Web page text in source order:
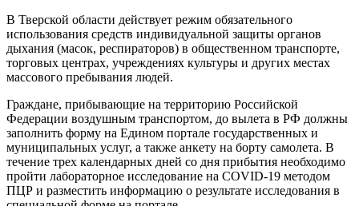
В Тверской области действует режим обязательного
использования средств индивидуальной защиты органов
дыхания (масок, респираторов) в общественном транспорте,
торговых центрах, учреждениях культуры и других местах
массового пребывания людей.
Граждане, прибывающие на территорию Российской
Федерации воздушным транспортом, до вылета в РФ должны
заполнить форму на Едином портале государственных и
муниципальных услуг, а также анкету на борту самолета. В
течение трех календарных дней со дня прибытия необходимо
пройти лабораторное исследование на COVID-19 методом
ПЦР и разместить информацию о результате исследования в